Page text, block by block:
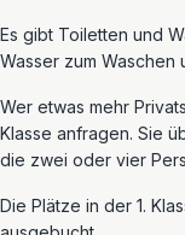
Es gibt Toiletten und
Wasser zum Waschen
Wer etwas mehr
Klasse anfragen. Sie
die zwei oder vier
Die Plätze in der 1.